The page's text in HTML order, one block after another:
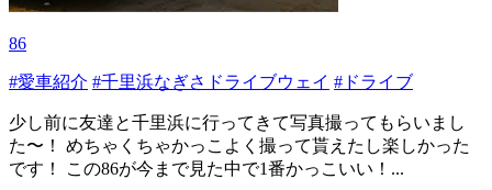
86
#愛車紹介 #千里浜なぎさドライブウェイ #ドライブ
少し前に友達と千里浜に行ってきて写真撮ってもらいまし
た〜！ めちゃくちゃかっこよく撮って貰えたし楽しかった
です！ この86が今まで見た中で1番かっこいい！...